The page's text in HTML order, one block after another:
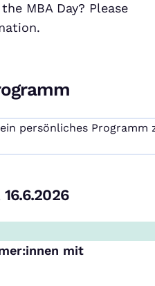
MBA Day? Please
persönliches Programm
mit